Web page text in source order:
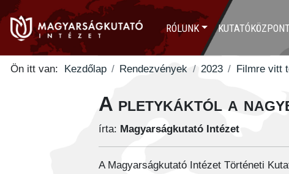
RÓLUNK
Ön itt van:
Kezdőlap Rendezvények 2023 Filmre vitt
A pletykáktól a
írta: Magyarságkutató Intézet
A Magyarságkutató Intézet Történeti